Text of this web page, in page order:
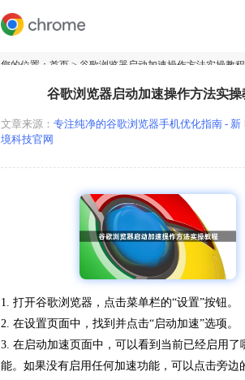
您的位置： 首页 > 谷歌浏览器启动加速操作方法实操教程
谷歌浏览器启动加速操作方法实操
文章来源： 专注纯净的谷歌浏览器手机优化指南 - 新
境科技官网
1. 打开谷歌浏览器，点击菜单栏的“设置”按钮。
2. 在设置页面中，找到并点击“启动加速”选项。
3. 在启动加速页面中，可以看到当前已经启用了
能。如果没有启用任何加速功能，可以点击旁边